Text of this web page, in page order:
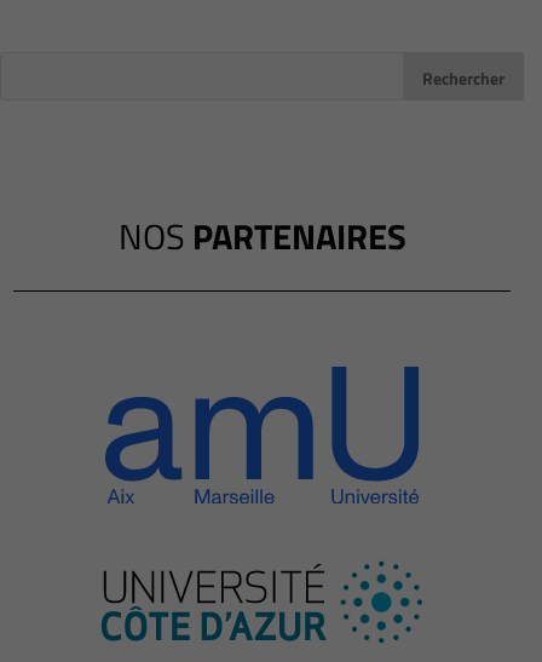
NOS PARTENAIRES